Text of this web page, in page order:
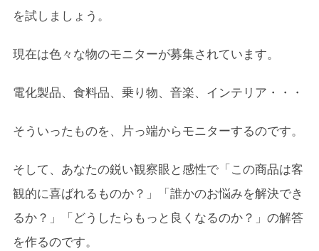
を試しましょう。
現在は色々な物のモニターが募集されています。
電化製品、食料品、乗り物、音楽、インテリア・・・
そういったものを、片っ端からモニターするのです。
そして、あなたの鋭い観察眼と感性で「この商品は客
観的に喜ばれるものか？」「誰かのお悩みを解決でき
るか？」「どうしたらもっと良くなるのか？」の解答
を作るのです。